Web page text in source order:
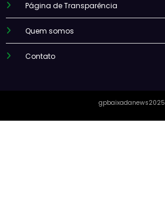
Página de Transparência
Quem somos
Contato
gpbaixadanews2025